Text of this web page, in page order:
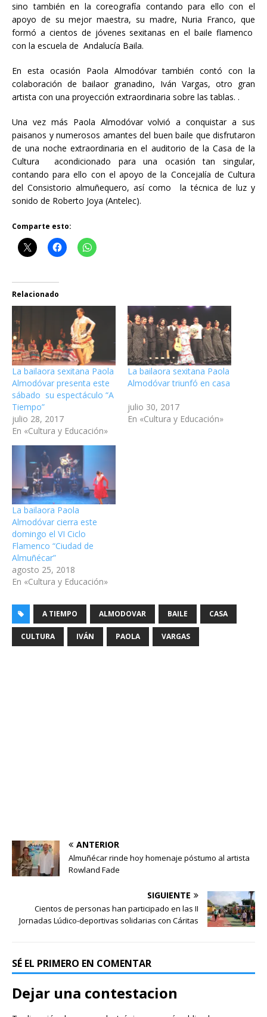
sino también en la coreografía contando para ello con el
apoyo de su mejor maestra, su madre, Nuria Franco, que
formó a cientos de jóvenes sexitanas en el baile flamenco
con la escuela de Andalucía Baila.
En esta ocasión Paola Almodóvar también contó con la
colaboración de bailaor granadino, Iván Vargas, otro gran
artista con una proyección extraordinaria sobre las tablas. .
Una vez más Paola Almodóvar volvió a conquistar a sus
paisanos y numerosos amantes del buen baile que disfrutaron
de una noche extraordinaria en el auditorio de la Casa de la
Cultura acondicionado para una ocasión tan singular,
contando para ello con el apoyo de la Concejalía de Cultura
del Consistorio almuñequero, así como la técnica de luz y
sonido de Roberto Joya (Antelec).
Comparte esto:
Relacionado
La bailaora sexitana Paola
Almodóvar presenta este
sábado su espectáculo “A
Tiempo”
julio 28, 2017
En «Cultura y Educación»
La bailaora sexitana Paola
Almodóvar triunfó en casa
julio 30, 2017
En «Cultura y Educación»
La bailaora Paola
Almodóvar cierra este
domingo el VI Ciclo
Flamenco “Ciudad de
Almuñécar”
agosto 25, 2018
En «Cultura y Educación»
A TIEMPO ALMODOVAR BAILE CASA
CULTURA IVÁN PAOLA VARGAS
ANTERIOR
Almuñécar rinde hoy homenaje póstumo al artista
Rowland Fade
SIGUIENTE
Cientos de personas han participado en las II
Jornadas Lúdico-deportivas solidarias con Cáritas
SÉ EL PRIMERO EN COMENTAR
Dejar una contestacion